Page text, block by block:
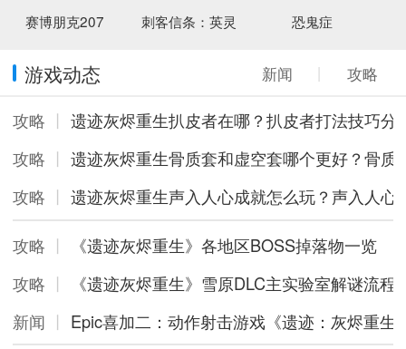
赛博朋克207 刺客信条：英灵 恐鬼症
游戏动态 新闻 丨 攻略
攻略 丨 遗迹灰烬重生扒皮者在哪？扒皮者打法技巧分
攻略 丨 遗迹灰烬重生骨质套和虚空套哪个更好？骨质
攻略 丨 遗迹灰烬重生声入人心成就怎么玩？声入人心
攻略 丨
《遗迹灰烬重生》各地区BOSS掉落物一览
攻略 丨
《遗迹灰烬重生》雪原DLC主实验室解谜流程
新闻 丨 Epic喜加二：动作射击游戏《遗迹：灰烬重